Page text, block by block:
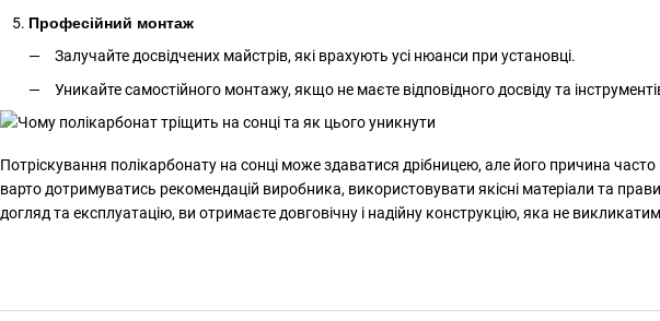
Професійний монтаж
Залучайте досвідчених майстрів, які врахують усі нюанси при установці.
Уникайте самостійного монтажу, якщо не маєте відповідного досвіду та
Потріскування полікарбонату на сонці може здаватися дрібницею, але його причина
варто дотримуватись рекомендацій виробника, використовувати якісні матеріали та
догляд та експлуатацію, ви отримаєте довговічну і надійну конструкцію, яка не